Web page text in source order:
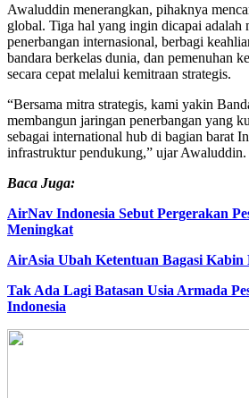
Awaluddin menerangkan, pihaknya
global. Tiga hal yang ingin dicapai adalah
penerbangan internasional, berbagi
bandara berkelas dunia, dan pemenuhan
secara cepat melalui kemitraan strategis.
“Bersama mitra strategis, kami yakin
membangun jaringan penerbangan yang
sebagai international hub di bagian barat
infrastruktur pendukung,” ujar Awaluddin.
Baca Juga:
AirNav Indonesia Sebut Pergerakan
Meningkat
AirAsia Ubah Ketentuan Bagasi Kabin
Tak Ada Lagi Batasan Usia Armada
Indonesia